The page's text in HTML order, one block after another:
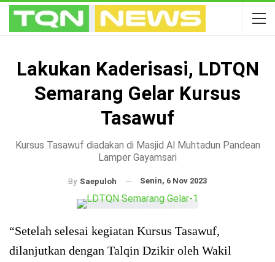
Lakukan Kaderisasi, LDTQN
Semarang Gelar Kursus
Tasawuf
Kursus Tasawuf diadakan di Masjid Al Muhtadun Pandean
Lamper Gayamsari
By Saepuloh Senin, 6 Nov 2023
“Setelah selesai kegiatan Kursus Tasawuf,
dilanjutkan dengan Talqin Dzikir oleh Wakil